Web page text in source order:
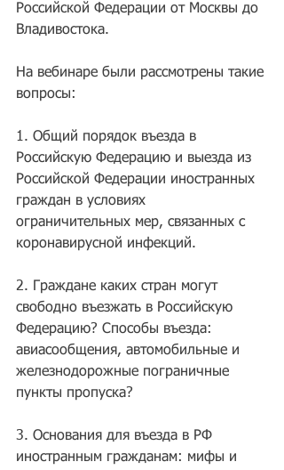
Российской Федерации от Москвы до
Владивостока.
На вебинаре были рассмотрены такие
вопросы:
​1. Общий порядок въезда в
Российскую Федерацию и выезда из
Российской Федерации иностранных
граждан в условиях
ограничительных мер, связанных с
коронавирусной инфекций.
2. Граждане каких стран могут
свободно въезжать в Российскую
Федерацию? Способы въезда:
авиасообщения, автомобильные и
железнодорожные пограничные
пункты пропуска?
3. Основания для въезда в РФ
иностранным гражданам: мифы и